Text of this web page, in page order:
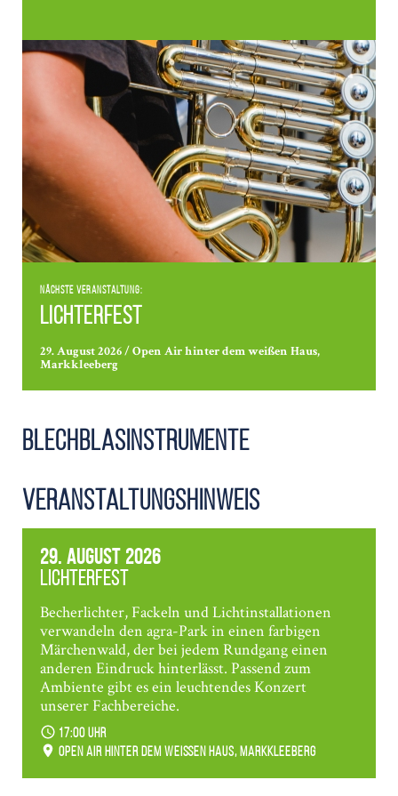
Nächste Veranstaltung:
Lichterfest
29. August 2026 / Open Air hinter dem weißen Haus,
Markkleeberg
Blechblasinstrumente
Ob Trompete, Posaune oder Waldhorn – bei allen
Blechblasinstrumenten wird die Atemluft zum Ton und
Instrumente in Form, Bauart und Klang.
Folgende Blechblasinstrumente können bei uns erlernt
werden:
Trompete
Waldhorn
Posaune
Tenorhorn
Veranstaltungshinweis
29. August 2026
Lichterfest
Becherlichter, Fackeln und Lichtinstallationen
verwandeln den agra-Park in einen farbigen
Märchenwald, der bei jedem Rundgang einen
anderen Eindruck hinterlässt. Passend zum
Ambiente gibt es ein leuchtendes Konzert
unserer Fachbereiche.
17:00 Uhr
Open Air hinter dem weißen Haus, Markkleeberg